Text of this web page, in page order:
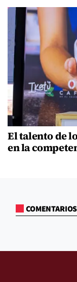
El talento de
en la
COMENTARIOS